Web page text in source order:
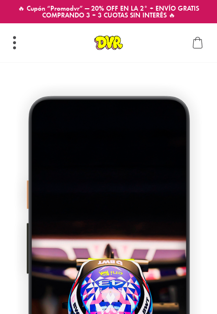
🔥 Cupón “Promodvr” — 20% OFF EN LA 2° + ENVÍO GRATIS
COMPRANDO 3 + 3 CUOTAS SIN INTERÉS 🔥